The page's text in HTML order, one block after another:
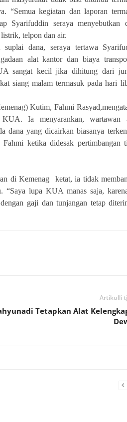
“Semua kegiatan dan laporan
Syarifuddin seraya menyebutkan
telpon dan air.
suplai dana, seraya tertawa
alat kantor dan biaya
sangat kecil jika dihitung dari
siang malam termasuk pada hari
Kutim, Fahmi
Ia menyarankan, wartawan
dana yang dicairkan biasanya
ketika didesak pertimbangan
di Kemenag ketat, ia tidak
lupa KUA manas saja,
gaji dan tunjangan tetap
Artikulli
Tetapkan Alat